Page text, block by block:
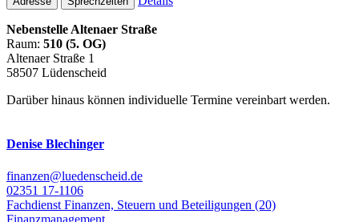
Nebenstelle Altenaer Straße
Raum: 510 (5. OG)
Altenaer Straße 1
58507 Lüdenscheid
Darüber hinaus können individuelle Termine vereinbart werden.
Denise Blechinger
finanzen@luedenscheid.de
02351 17-1106
Fachdienst Finanzen, Steuern und Beteiligungen (20)
Finanzmanagement